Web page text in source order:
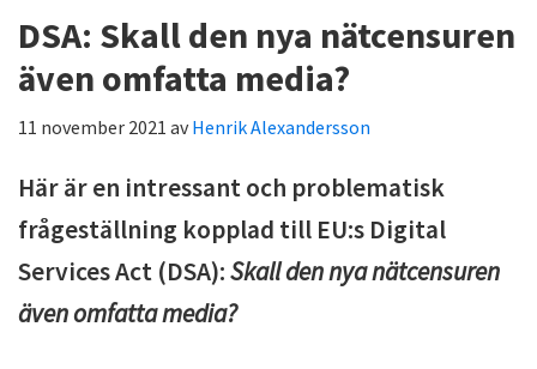
DSA: Skall den nya nätcensuren
även omfatta media?
11 november 2021 avHenrik Alexandersson
Här är en intressant och problematisk
frågeställning kopplad till EU:s Digital
Services Act (DSA):Skall den nya nätcensuren
även omfatta media?